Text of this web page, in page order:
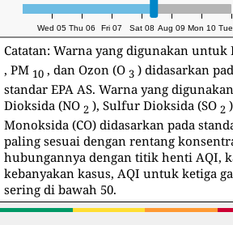
Wed 05 Thu 06 Fri 07 Sat 08 Aug 09 Mon 10
Catatan: Warna yang digunakan untuk
, PM 10 , dan Ozon (O 3 ) didasarkan
standar EPA AS. Warna yang
Dioksida (NO 2 ), Sulfur Dioksida (SO 2
Monoksida (CO) didasarkan pada
paling sesuai dengan rentang
hubungannya dengan titik henti AQI,
kebanyakan kasus, AQI untuk ketiga
sering di bawah 50.